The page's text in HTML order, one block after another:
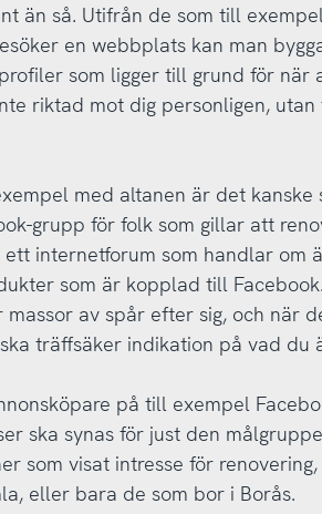
än så. Utifrån de som till
en webbplats kan man
som ligger till grund för när
riktad mot dig personligen,
med altanen är det
grupp för folk som gillar att
ett internetforum som handlar om
som är kopplad till
massor av spår efter sig, och när
träffsäker indikation på vad du
på till exempel
ska synas för just den
som visat intresse för
eller bara de som bor i Borås.